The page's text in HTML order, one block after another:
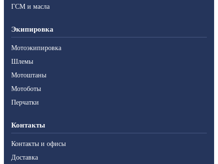
ГСМ и масла
Экипировка
Мотоэкипировка
Шлемы
Мотоштаны
Мотоботы
Перчатки
Контакты
Контакты и офисы
Доставка